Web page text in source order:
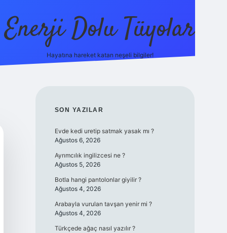
Enerji Dolu Tüyolar
Hayatına hareket katan neşeli bilgiler!
SIDEBAR
SON YAZILAR
Evde kedi uretip satmak yasak mı ?
Ağustos 6, 2026
Ayrımcılık ingilizcesi ne ?
Ağustos 5, 2026
Botla hangi pantolonlar giyilir ?
Ağustos 4, 2026
Arabayla vurulan tavşan yenir mi ?
Ağustos 4, 2026
Türkçede ağaç nasıl yazılır ?